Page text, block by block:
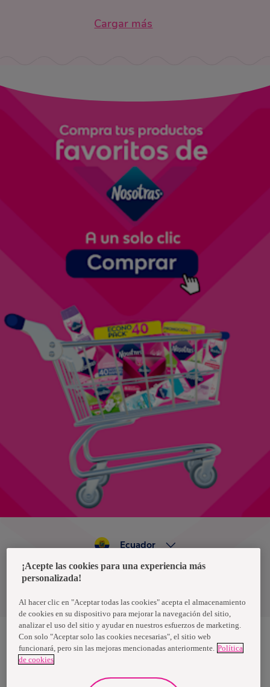
Cargar más
Política de privacidad de datos
Ecuador
Nosotras, una marca de Essity - una compañía global líder en
higiene y salud. Cada día, mil millones de personas, en todo el
propósito es romper barreras por el bienestar en beneficio de
¡Acepte las cookies para una experiencia más
personalizada!
Al hacer clic en "Aceptar todas las cookies" acepta el almacenamiento
de cookies en su dispositivo para mejorar la navegación del sitio,
analizar el uso del sitio y ayudar en nuestros esfuerzos de marketing.
Con solo "Aceptar solo las cookies necesarias", el sitio web
funcionará, pero sin las mejoras mencionadas anteriormente. Política
de cookies